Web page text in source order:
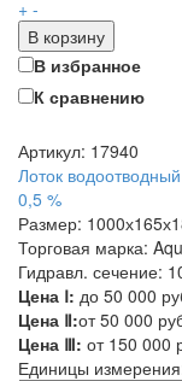
+ -
В корзину
В избранное
К сравнению
Артикул: 17940
Лоток
0,5 %
Размер:
Торговая марка:
Гидравл. сечение:
Цена Ⅰ: до 50 000
Цена Ⅱ:от 50 000
Цена Ⅲ: от 150 000
Единицы